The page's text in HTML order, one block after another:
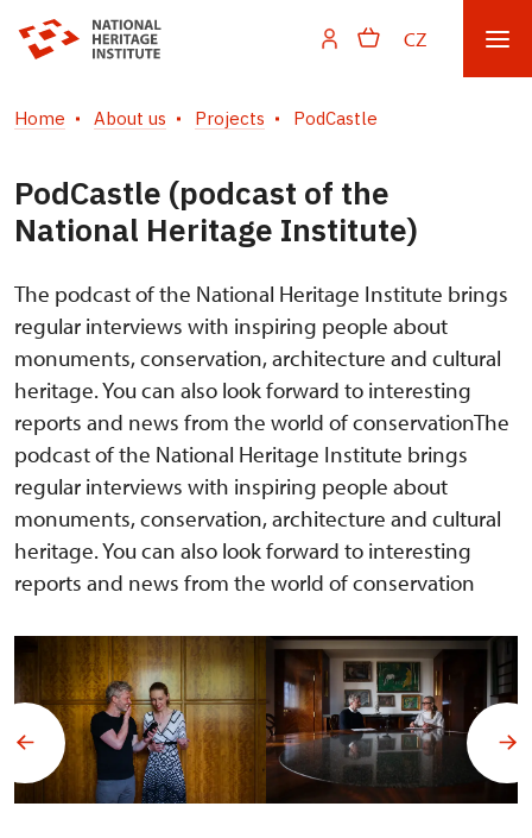
CZ
Home About us Projects PodCastle
PodCastle (podcast of the
National Heritage Institute)
The podcast of the National Heritage Institute brings
regular interviews with inspiring people about
monuments, conservation, architecture and cultural
heritage. You can also look forward to interesting
reports and news from the world of conservationThe
podcast of the National Heritage Institute brings
regular interviews with inspiring people about
monuments, conservation, architecture and cultural
heritage. You can also look forward to interesting
reports and news from the world of conservation